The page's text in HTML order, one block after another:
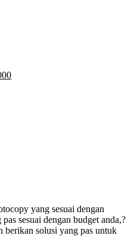
Current
yang sesuai dengan
sesuai dengan budget anda,?
solusi yang pas untuk